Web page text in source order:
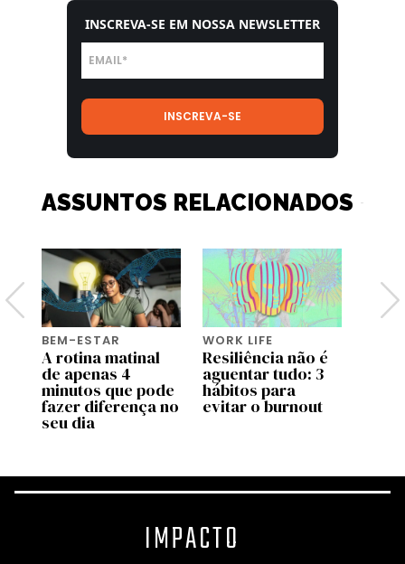
INSCREVA-SE EM NOSSA NEWSLETTER
ASSUNTOS RELACIONADOS
BEM-ESTAR
A rotina matinal
de apenas 4
minutos que pode
fazer diferença no
seu dia
WORK LIFE
Resiliência não é
aguentar tudo: 3
hábitos para
evitar o burnout
IMPACTO